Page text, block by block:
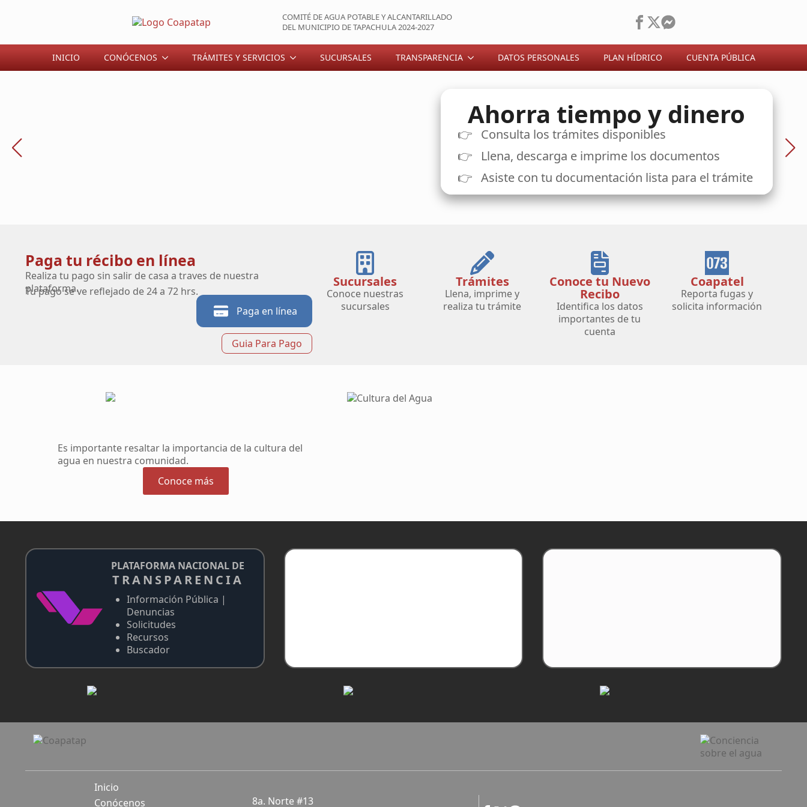
COMITÉ DE AGUA POTABLE Y ALCANTARILLADO
DEL MUNICIPIO DE TAPACHULA 2024-2027
INICIO CONÓCENOS TRÁMITES Y SERVICIOS SUCURSALES TRANSPARENCIA DATOS PERSONALES PLAN HÍDRICO CUENTA PÚBLICA
Ahorra tiempo y dinero
Consulta los trámites disponibles
Llena, descarga e imprime los documentos
Asiste con tu documentación lista para el trámite
Paga tu récibo en línea
Realiza tu pago sin salir de casa a traves de nuestra
plataforma.
Tu pago se ve reflejado de 24 a 72 hrs.
Paga en línea
Guia Para Pago
Sucursales
Conoce nuestras
sucursales
Trámites
Llena, imprime y
realiza tu trámite
Conoce tu Nuevo
Recibo
Identifica los datos
importantes de tu
cuenta
Coapatel
Reporta fugas y
solicita información
Es importante resaltar la importancia de la cultura del
agua en nuestra comunidad.
Conoce más
PLATAFORMA NACIONAL DE
TRANSPARENCIA
Información Pública |
Denuncias
Solicitudes
Recursos
Buscador
Inicio
Conócenos
8a. Norte #13